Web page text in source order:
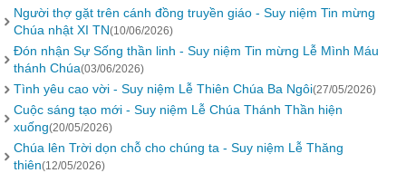
Người thợ gặt trên cánh đồng truyền giáo - Suy niệm Tin mừng
Chúa nhật XI TN(10/06/2026)
Đón nhận Sự Sống thần linh - Suy niệm Tin mừng Lễ Mình Máu
thánh Chúa(03/06/2026)
Tình yêu cao vời - Suy niệm Lễ Thiên Chúa Ba Ngôi(27/05/2026)
Cuộc sáng tạo mới - Suy niệm Lễ Chúa Thánh Thần hiện
xuống(20/05/2026)
Chúa lên Trời dọn chỗ cho chúng ta - Suy niệm Lễ Thăng
thiên(12/05/2026)